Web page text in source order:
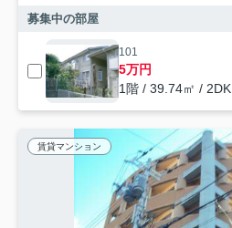
募集中の部屋
101
5万円
1階 / 39.74㎡ / 2DK
賃貸マンション